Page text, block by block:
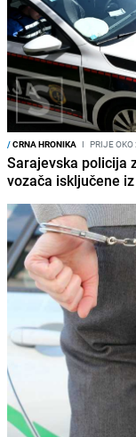
/CRNA HRONIKA I PRIJE OKO
Sarajevska policija
vozača isključene